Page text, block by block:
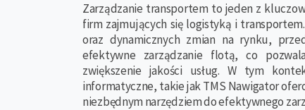
Zarządzanie transportem to jeden z
firm zajmujących się logistyką i
oraz dynamicznych zmian na rynku,
efektywne zarządzanie flotą, co
zwiększenie jakości usług. W tym
informatyczne, takie jak TMS Nawigator
niezbędnym narzędziem do efektywnego